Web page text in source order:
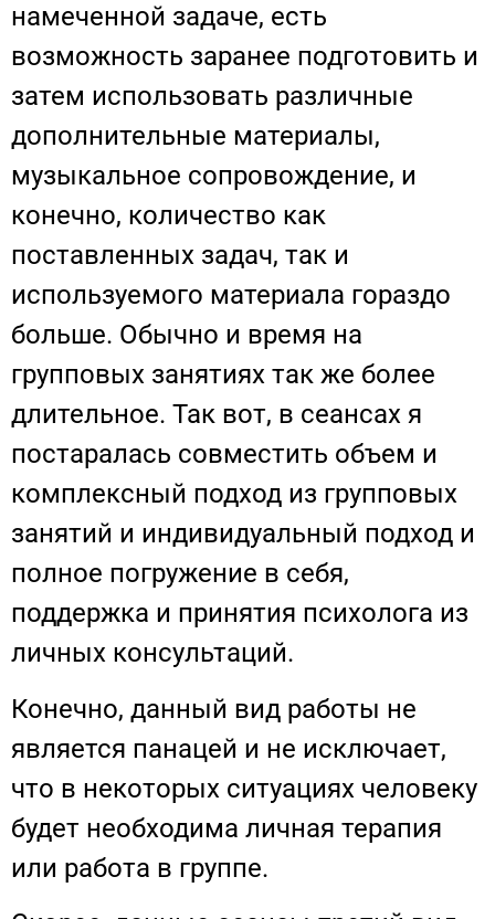
намеченной задаче, есть
возможность заранее подготовить и
затем использовать различные
дополнительные материалы,
музыкальное сопровождение, и
конечно, количество как
поставленных задач, так и
используемого материала гораздо
больше. Обычно и время на
групповых занятиях так же более
длительное. Так вот, в сеансах я
постаралась совместить объем и
комплексный подход из групповых
занятий и индивидуальный подход и
полное погружение в себя,
поддержка и принятия психолога из
личных консультаций.
Конечно, данный вид работы не
является панацей и не исключает,
что в некоторых ситуациях человеку
будет необходима личная терапия
или работа в группе.